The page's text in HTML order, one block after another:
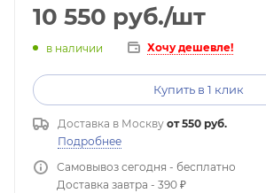
10 550 руб./шт
в наличии Хочу дешевле!
Купить в 1 клик
Доставка в Москву от 550 руб.
Подробнее
Самовывоз сегодня - бесплатно
Доставка завтра - 390 ₽